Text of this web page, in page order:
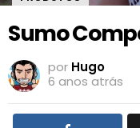
Sumo
por Hugo
6 anos atrás